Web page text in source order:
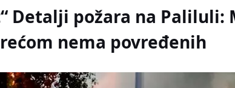
Detalji požara na
nema povređenih